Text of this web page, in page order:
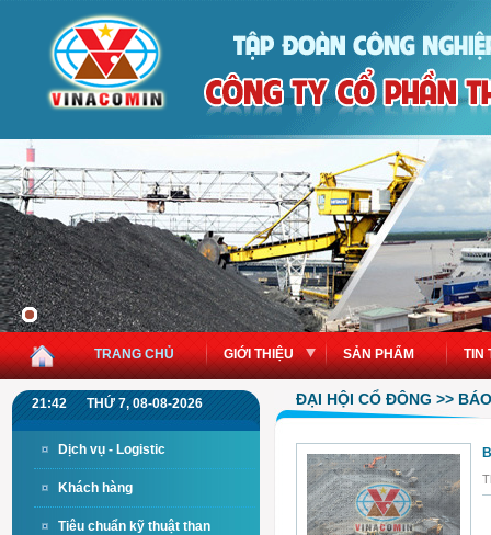
TRANG CHỦ GIỚI THIỆU SẢN PHẨM TIN
21:42 THỨ 7, 08-08-2026
Dịch vụ - Logistic
Khách hàng
Tiêu chuẩn kỹ thuật than
ĐẠI HỘI CỔ ĐÔNG >>